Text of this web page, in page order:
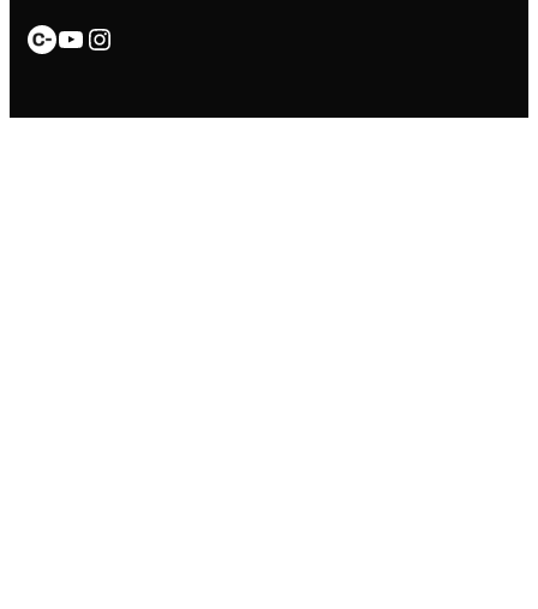
Enlace
YouTube
Instagram